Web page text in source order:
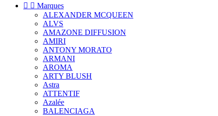
  Marques
ALEXANDER MCQUEEN
ALVS
AMAZONE DIFFUSION
AMIRI
ANTONY MORATO
ARMANI
AROMA
ARTY BLUSH
Astra
ATTENTIF
Azalée
BALENCIAGA